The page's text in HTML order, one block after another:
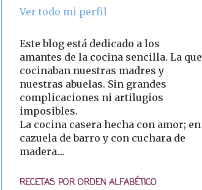
Ver todo mi perfil
Este blog está dedicado a los
amantes de la cocina sencilla. La que
cocinaban nuestras madres y
nuestras abuelas. Sin grandes
complicaciones ni artilugios
imposibles.
La cocina casera hecha con amor; en
cazuela de barro y con cuchara de
madera....
RECETAS POR ORDEN ALFABÉTICO